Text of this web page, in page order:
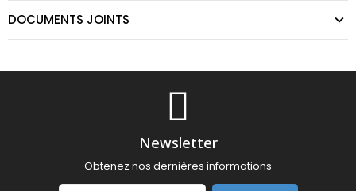
DOCUMENTS JOINTS
Newsletter
Obtenez nos dernières informations